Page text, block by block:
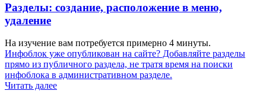
Разделы: создание, расположение в меню,
удаление
На изучение вам потребуется примерно 4 минуты.
Инфоблок уже опубликован на сайте? Добавляйте разделы
прямо из публичного раздела, не тратя время на поиски
инфоблока в административном разделе.
Читать далее